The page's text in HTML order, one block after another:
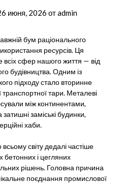
июня, 2026 отadmin
бум раціонального
ресурсів. Ця
сфер нашого життя — від
будівництва. Одним із
підходу стало вторинне
тари. Металеві
між континентами,
заміські будинки,
хаби.
світу дедалі частіше
бетонних і цегляних
рішень. Головна причина
поєднання промислової